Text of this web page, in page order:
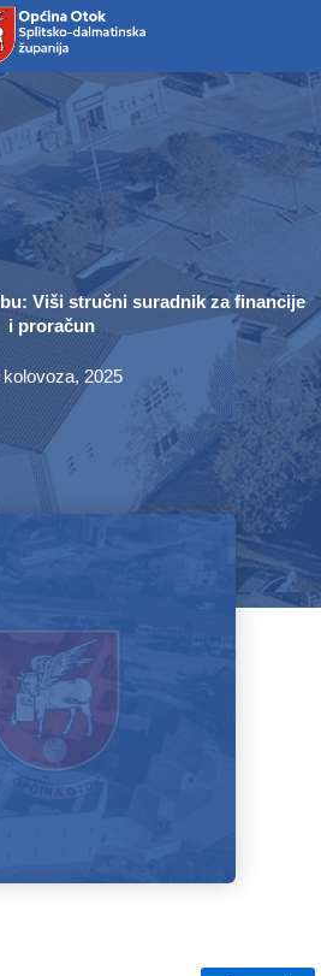
Viši stručni suradnik za financije
i proračun
kolovoza, 2025